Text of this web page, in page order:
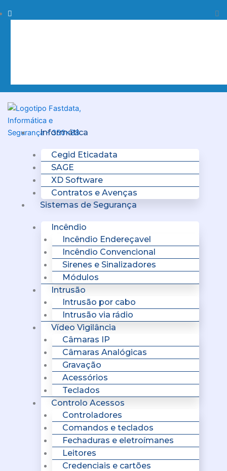
to
Procurar
Informática
Cegid Eticadata
SAGE
XD Software
Contratos e Avenças
Sistemas de Segurança
Incêndio
Incêndio Endereçavel
Incêndio Convencional
Sirenes e Sinalizadores
Módulos
Intrusão
Intrusão por cabo
Intrusão via rádio
Vídeo Vigilância
Câmaras IP
Câmaras Analógicas
Gravação
Acessórios
Teclados
Controlo Acessos
Controladores
Comandos e teclados
Fechaduras e eletroímanes
Leitores
Credenciais e cartões
Menu